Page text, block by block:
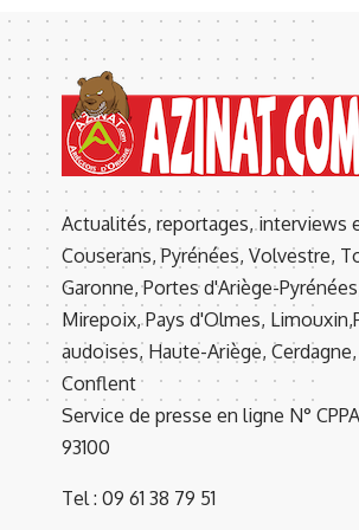
Actualités, reportages, interviews
Couserans, Pyrénées, Volvestre,
Garonne, Portes d'Ariège-
Mirepoix, Pays d'Olmes,
audoises, Haute-Ariège, Cerdagne,
Conflent
Service de presse en ligne N°
93100
Tel : 09 61 38 79 51